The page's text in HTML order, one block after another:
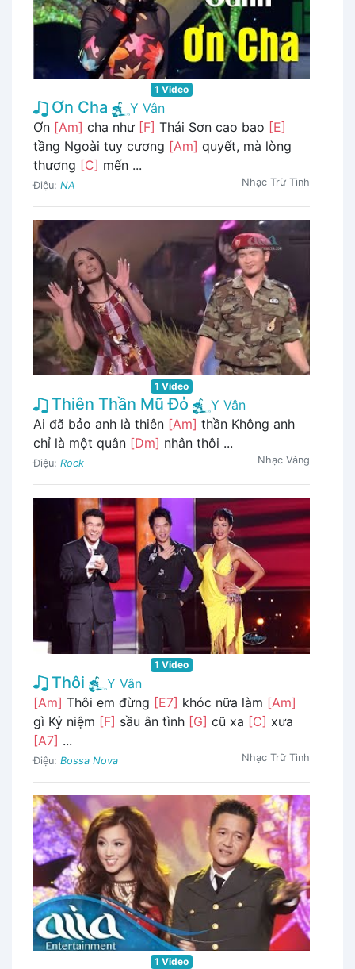
1 Video
Ơn Cha
Y Vân
Ơn [Am] cha như [F] Thái Sơn cao bao [E]
tầng Ngoài tuy cương [Am] quyết, mà lòng
thương [C] mến ...
Điệu: NA Nhạc Trữ Tình
1 Video
Thiên Thần Mũ Đỏ
Y Vân
Ai đã bảo anh là thiên [Am] thần Không anh
chỉ là một quân [Dm] nhân thôi ...
Điệu: Rock Nhạc Vàng
1 Video
Thôi
Y Vân
[Am] Thôi em đừng [E7] khóc nữa làm [Am]
gì Kỷ niệm [F] sầu ân tình [G] cũ xa [C] xưa
[A7] ...
Điệu: Bossa Nova Nhạc Trữ Tình
1 Video